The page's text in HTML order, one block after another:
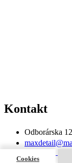
Kontakt
Odborárska
+421 903 966
Cookies